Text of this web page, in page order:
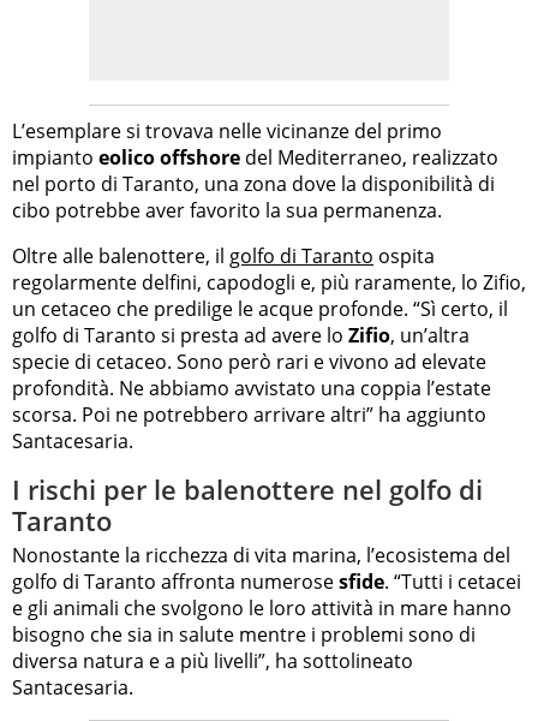
L’esemplare si trovava nelle vicinanze del primo
impianto eolico offshore del Mediterraneo, realizzato
nel porto di Taranto, una zona dove la disponibilità di
cibo potrebbe aver favorito la sua permanenza.
Oltre alle balenottere, il golfo di Taranto ospita
regolarmente delfini, capodogli e, più raramente, lo Zifio,
un cetaceo che predilige le acque profonde. “Sì certo, il
golfo di Taranto si presta ad avere lo Zifio, un’altra
specie di cetaceo. Sono però rari e vivono ad elevate
profondità. Ne abbiamo avvistato una coppia l’estate
scorsa. Poi ne potrebbero arrivare altri” ha aggiunto
Santacesaria.
I rischi per le balenottere nel golfo di
Taranto
Nonostante la ricchezza di vita marina, l’ecosistema del
golfo di Taranto affronta numerosesfide. “Tutti i cetacei
e gli animali che svolgono le loro attività in mare hanno
bisogno che sia in salute mentre i problemi sono di
diversa natura e a più livelli”, ha sottolineato
Santacesaria.